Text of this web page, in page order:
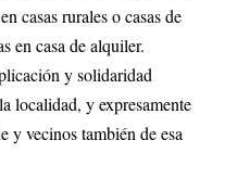
casas rurales o casas de
en casa de alquiler.
y solidaridad
localidad, y expresamente
y vecinos también de esa